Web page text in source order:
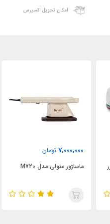
امکان تحویل اکسپرس
7,000,000 تومان
ماساژور منولی مدل M720